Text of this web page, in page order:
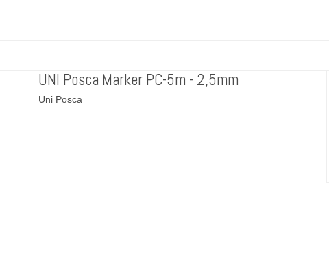
UNI Posca Marker PC-5m - 2,5mm
Uni Posca